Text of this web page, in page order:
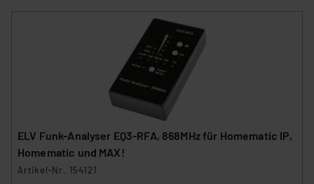
ELV Funk-Analyser EQ3-RFA, 868MHz für Homematic IP,
Homematic und MAX!
Artikel-Nr. 154121